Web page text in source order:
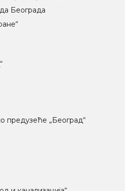
Београда
предузеће „Београд“